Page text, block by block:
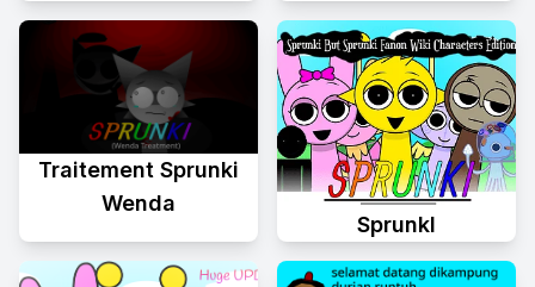
Traitement Sprunki
Wenda
Sprunkl